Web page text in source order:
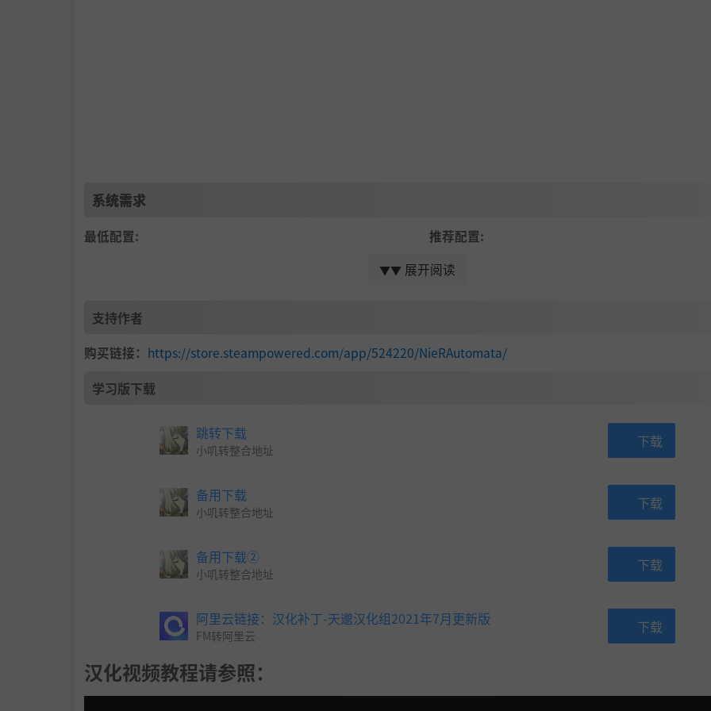
系统需求
最低配置:
内存:
Radeon R9 270X VRAM 2GB
DirectX 版本:
存储空间:需要 50 GB 可用空间
附注事项:Mouse, keyboard and game pad (XInp
ut only). Screen resolution: 1280x720. This produ
a possibility that other IME will not function corr
推荐配置:
Radeon R9 380X VRAM 4GB
需要 50 GB 可用空间
DirectX® 11 supported
Mouse, keyboard and game
ut only). Screen resolution: 1920x1080.
ment and setup used, this title can
splay resolution to 4K. However, please
e that 4K resolutions are not officially
This product only supports MS-IME
▼▼ 展开阅读
支持作者
购买链接： https://store.steampowered.com/app/524220/NieRAutomata/
学习版下载
跳转下载
小叽转整合地址 下载
备用下载
小叽转整合地址 下载
备用下载②
小叽转整合地址 下载
阿里云链接：汉化补丁-天邈汉化组2021年7月更新版
FM转阿里云 下载
汉化视频教程请参照：